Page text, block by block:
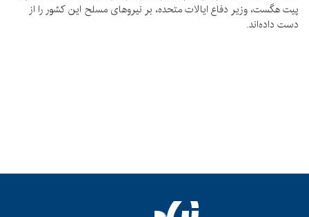
پیت هگست، وزیر دفاع ایالات متحده، بر نیروهای مسلح این کشور را از
دست داده‌اند.